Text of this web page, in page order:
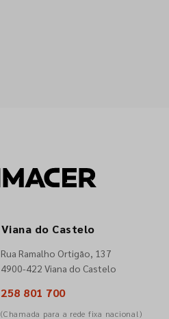
Viana do Castelo
Rua Ramalho Ortigão, 137
4900-422 Viana do Castelo
258 801 700
(Chamada para a rede fixa nacional)